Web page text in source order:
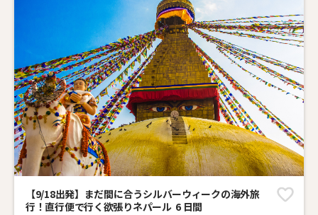
【9/18出発】まだ間に合うシルバーウィークの海外旅
行！直行便で行く欲張りネパール 6 日間